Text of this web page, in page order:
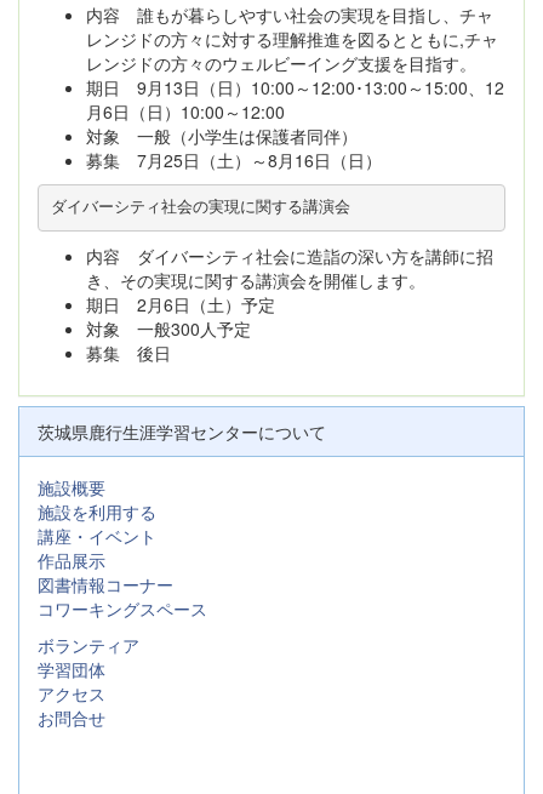
内容 誰もが暮らしやすい社会の実現を目指し、チャ
レンジドの方々に対する理解推進を図るとともに,チャ
レンジドの方々のウェルビーイング支援を目指す。
期日 9月13日（日）10:00～12:00･13:00～15:00、12
月6日（日）10:00～12:00
対象 一般（小学生は保護者同伴）
募集 7月25日（土）～8月16日（日）
ダイバーシティ社会の実現に関する講演会
内容 ダイバーシティ社会に造詣の深い方を講師に招
き、その実現に関する講演会を開催します。
期日 2月6日（土）予定
対象 一般300人予定
募集 後日
茨城県鹿行生涯学習センターについて
施設概要
施設を利用する
講座・イベント
作品展示
図書情報コーナー
コワーキングスペース
ボランティア
学習団体
アクセス
お問合せ